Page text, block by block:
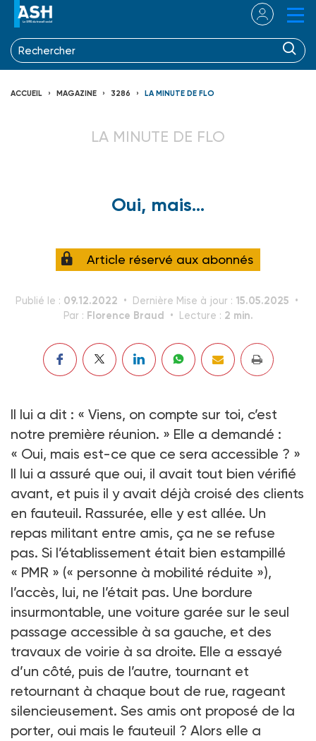
ACCUEIL MAGAZINE 3286 LA MINUTE DE FLO
LA MINUTE DE FLO
Oui, mais…
Article réservé aux abonnés
Publié le : 09.12.2022 Dernière Mise à jour : 15.05.2025
Par : Florence Braud Lecture : 2 min.
Il lui a dit : « Viens, on compte sur toi, c’est
notre première réunion. » Elle a demandé :
« Oui, mais est-ce que ce sera accessible ? »
Il lui a assuré que oui, il avait tout bien vérifié
avant, et puis il y avait déjà croisé des clients
en fauteuil. Rassurée, elle y est allée. Un
repas militant entre amis, ça ne se refuse
pas. Si l’établissement était bien estampillé
« PMR » (« personne à mobilité réduite »),
l’accès, lui, ne l’était pas. Une bordure
insurmontable, une voiture garée sur le seul
passage accessible à sa gauche, et des
travaux de voirie à sa droite. Elle a essayé
d’un côté, puis de l’autre, tournant et
retournant à chaque bout de rue, rageant
silencieusement. Ses amis ont proposé de la
porter, oui mais le fauteuil ? Alors elle a